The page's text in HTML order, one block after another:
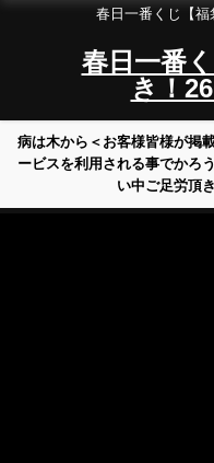
春日一番くじ【福
春日一番
き！
病は木から＜お客様皆様が掲
ービスを利用される事でかろ
い中ご足労頂